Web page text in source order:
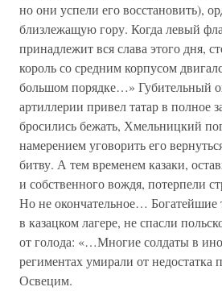
но они успели его восстановить),
близлежащую гору. Когда левый
принадлежит вся слава этого дня,
король со средним корпусом
большом порядке…» Губительный
артиллерии привел татар в полное
бросились бежать, Хмельницкий
намерением уговорить его
битву. А тем временем казаки,
и собственного вождя, потерпели
Но не окончательное… Богатейшие
в казацком лагере, не спасли
от голода: «…Многие солдаты в
региментах умирали от
Освецим.